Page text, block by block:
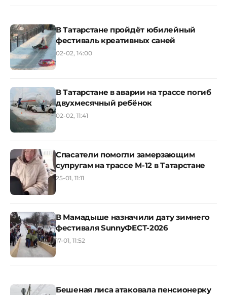
В Татарстане пройдёт юбилейный
фестиваль креативных саней
02-02, 14:00
В Татарстане в аварии на трассе погиб
двухмесячный ребёнок
02-02, 11:41
Спасатели помогли замерзающим
супругам на трассе М-12 в Татарстане
25-01, 11:11
В Мамадыше назначили дату зимнего
фестиваля SunnyФЕСТ-2026
17-01, 11:52
Бешеная лиса атаковала пенсионерку